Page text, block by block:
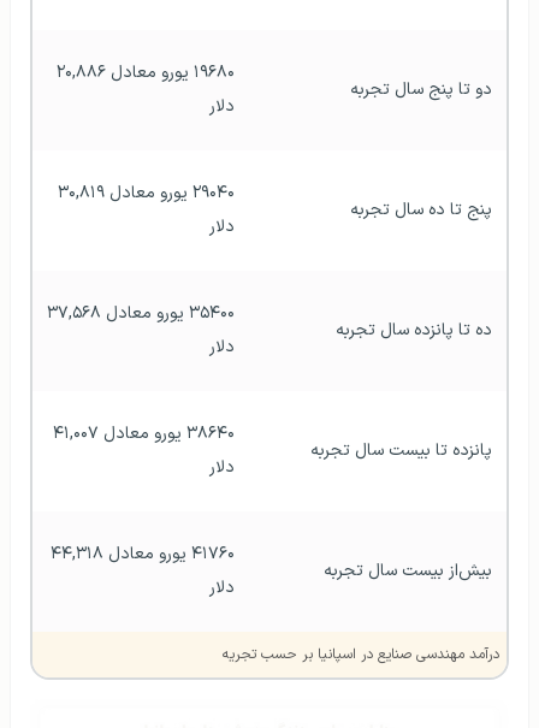
دو تا پنج سال تجربه
دلار
پنج تا ده سال تجربه
دلار
ده تا پانزده سال تجربه
دلار
پانزده تا بیست سال تجربه
دلار
بیش‌از بیست سال تجربه
دلار
درآمد مهندسی صنایع در اسپانیا بر حسب تجریه